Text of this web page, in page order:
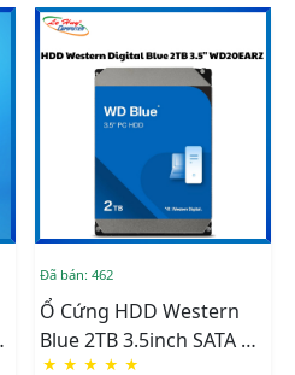
Đã bán: 462
Ổ Cứng HDD Western
Blue 2TB 3.5inch SATA 3
5400RPM WD20EARZ
★ ★ ★ ★ ★